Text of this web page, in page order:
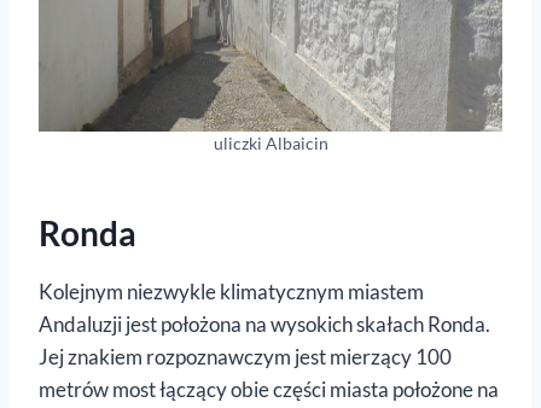
uliczki Albaicin
Ronda
Kolejnym niezwykle klimatycznym miastem
Andaluzji jest położona na wysokich skałach Ronda.
Jej znakiem rozpoznawczym jest mierzący 100
metrów most łączący obie części miasta położone na